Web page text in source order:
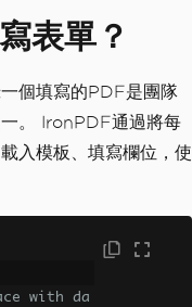
表單？
個填寫的PDF是團隊
。 IronPDF通過將每
入模板、填寫欄位，使
with da